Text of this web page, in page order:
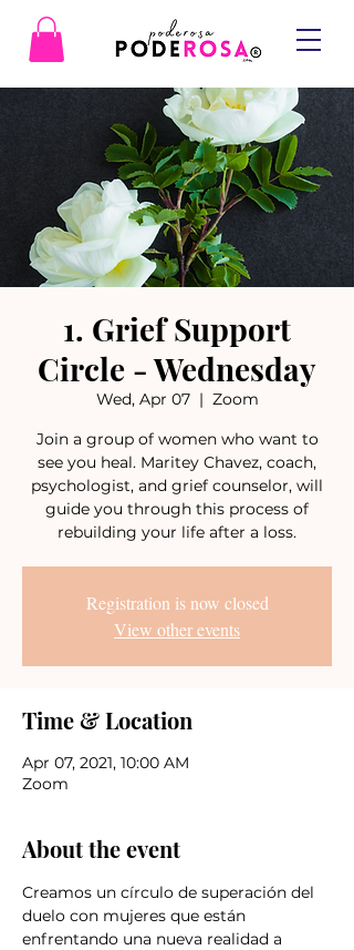
1. Grief Support
Circle - Wednesday
Wed, Apr 07
  |
Zoom
Join a group of women who want to
see you heal. Maritey Chavez, coach,
psychologist, and grief counselor, will
guide you through this process of
rebuilding your life after a loss.
Registration is now closed
View other events
Time & Location
Apr 07, 2021, 10:00 AM
Zoom
About the event
Creamos un círculo de superación del
duelo con mujeres que están
enfrentando una nueva realidad a